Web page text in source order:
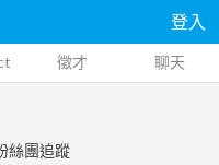
登入
徵才 聊天
絲團追蹤